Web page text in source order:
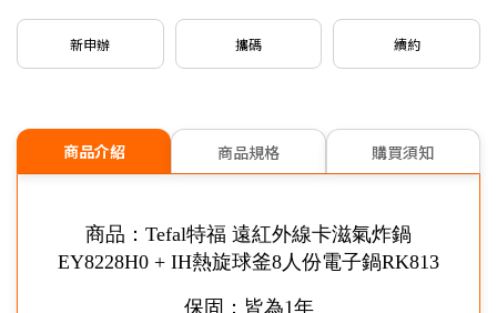
新申請/攜碼5G月租 999以上專案，贈$1,000mo幣
※可享有之加碼內容依本商品可申辦之專案為主。
台灣大哥大Open Possible聯名卡最高回饋2%
新申辦 攜碼 續約
商品介紹 商品規格 購買須知
商品：Tefal特福 遠紅外線卡滋氣炸鍋
EY8228H0 + IH熱旋球釜8人份電子鍋RK813
保固：皆為1年